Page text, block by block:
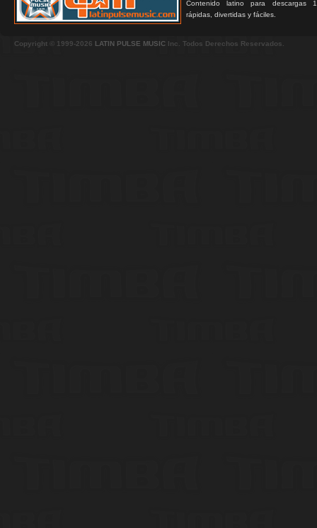
Contenido latino para descargas
rápidas, divertidas y fáciles.
Copyright © 1999-2026 LATIN PULSE MUSIC Inc. Todos Derechos Reservados.